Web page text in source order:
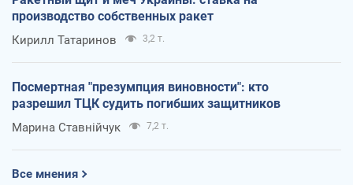
производство собственных ракет
Кирилл Татаринов 3,2 т.
Посмертная "презумпция виновности": кто
разрешил ТЦК судить погибших защитников
Марина Ставнійчук 7,2 т.
Все мнения